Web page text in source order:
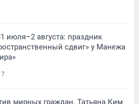
июля–2 августа: праздник
сдвиг» у Манежа
7
мирных граждан. Татьяна Ким